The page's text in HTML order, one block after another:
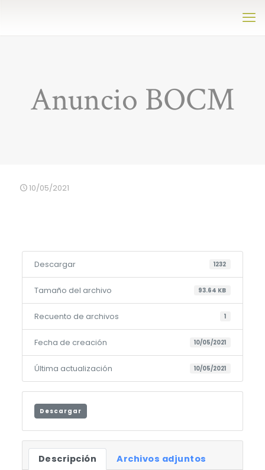
Anuncio BOCM
10/05/2021
Descargar 1232
Tamaño del archivo 93.64 KB
Recuento de archivos 1
Fecha de creación 10/05/2021
Última actualización 10/05/2021
Descargar
Descripción Archivos adjuntos